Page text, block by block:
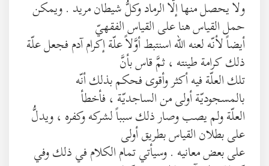
ولا يحصل منها إلّا الرماد وكلُّ شيطان مريد . ويمكن
حمل القياس هنا على القياس الفقهيّ
أيضاً لأنّه لعنه الله اسنتبط أوَّلاً علّة إكرام آدم فجعل علّة
ذلك كرامة طينته ، ثمَّ قاس بأنَّ
تلك العلّة فيه أكثر وأقوى فحكم بذلك أنّه
بالمسجوديّة أولى من الساجديّة ، فأخطأ
العلّة ولم يصب وصار ذلك سبباً لشركه وكفره ، ويدلُّ
على بطلان القياس بطريق أولى
على بعض معانيه . وسيأتي تمام الكلام في ذلك وفي